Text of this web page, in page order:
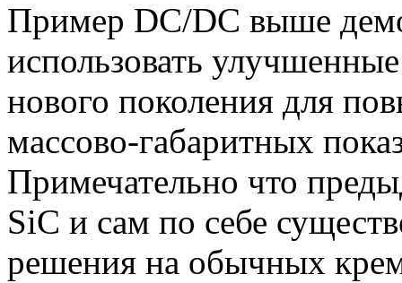
Пример DC/DC выше
использовать
нового поколения для
массово-габаритных
Примечательно что
SiC и сам по себе
решения на обычных